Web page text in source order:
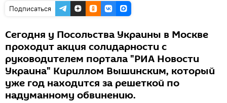
Подписаться
Сегодня у Посольства Украины в Москве
проходит акция солидарности с
руководителем портала "РИА Новости
Украина" Кириллом Вышинским, который
уже год находится за решеткой по
надуманному обвинению.